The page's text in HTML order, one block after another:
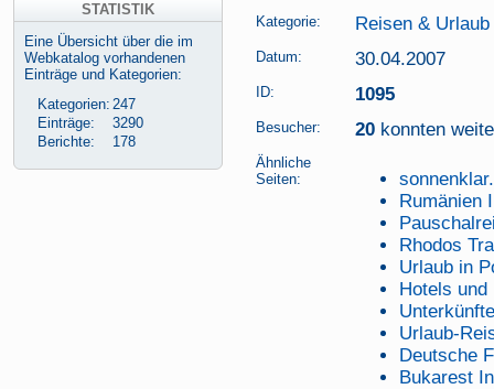
Kategorie: Reisen & Urlaub
Datum: 30.04.2007
ID: 1095
Besucher: 20 konnten
Ähnliche
Seiten:
Rumänien
Rhodos
Urlaub in
Hotels und
Urlaub-
Deutsche
Bukarest
STATISTIK
Eine Übersicht über die im
Webkatalog vorhandenen
Einträge und Kategorien:
Kategorien: 247
Einträge:
3290
Berichte:
178